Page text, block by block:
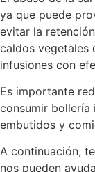
ya que puede
evitar la
caldos vegetales
infusiones con
Es importante
consumir bollería
embutidos y
A continuación,
nos pueden